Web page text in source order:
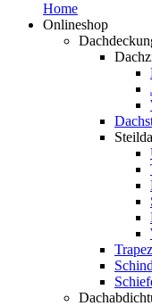
Home
Onlineshop